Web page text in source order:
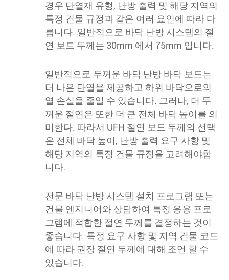
경우 단열재 유형, 난방 출력 및 해당 지역의
특정 건물 규정과 같은 여러 요인에 따라 다
릅니다. 일반적으로 바닥 난방 시스템의 절
연 보드 두께는 30mm 에서 75mm 입니다.
일반적으로 두꺼운 바닥 난방 바닥 보드는
더 나은 단열을 제공하고 하위 바닥으로의
열 손실을 줄일 수 있습니다. 그러나, 더 두
꺼운 절연은 또한 더 큰 전체 바닥 높이를 의
미한다. 따라서 UFH 절연 보드 두께의 선택
은 전체 바닥 높이, 난방 출력 요구 사항 및
해당 지역의 특정 건물 규정을 고려해야합
니다.
전문 바닥 난방 시스템 설치 프로그램 또는
건물 엔지니어와 상담하여 특정 응용 프로
그램에 적합한 절연 두께를 결정하는 것이
좋습니다. 특정 요구 사항 및 지역 건물 코드
에 따라 권장 절연 두께에 대해 조언 할 수
있습니다.